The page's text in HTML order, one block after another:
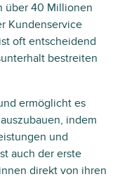
über 40 Millionen
Kundenservice
oft entscheidend
bestreiten
ermöglicht es
indem
und
auch der erste
direkt von ihren